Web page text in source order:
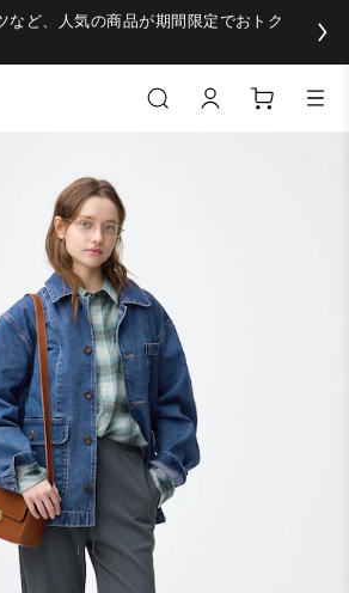
など、人気の商品が期間限定でおトク